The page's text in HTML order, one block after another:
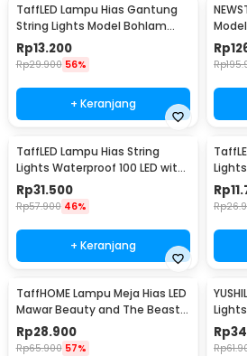
TaffLED Lampu Hias Gantung
String Lights Model Bohlam
Mini Waterproof 3M - ZYD0931
Rp13.200
Rp29.900 56%
+ Keranjang
Light
Rp
Rp
TaffLED Lampu Hias String
Lights Waterproof 100 LED with
Solar Panel - M071
Rp31.500
Rp57.900 46%
+ Keranjang
Lights
Rp
Rp
TaffHOME Lampu Meja Hias LED
Mawar Beauty and The Beast
Warm White - AC01
Rp28.900
Rp65.900 57%
Panel
Rp
Rp